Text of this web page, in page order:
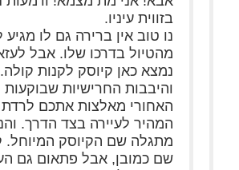
בזווית עיניו.
נו טוב אין ברירה גם לו מגיע
מהטיול בדרכו שלו. אבל
נמצא כאן קיוסק לקנות
והיבבות החרישיות
האחורי מאלצות אתכם
המהיר לעיירה בצד הדרך.
מתגלה שם הקיוסק המיוחל.
שם כמובן, אבל פתאום גם